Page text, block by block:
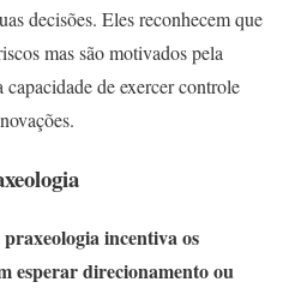
decisões. Eles reconhecem que
mas são motivados pela
de exercer controle
incentiva os
esperar direcionamento ou